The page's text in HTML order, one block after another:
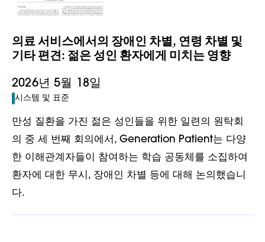
의료 서비스에서의 장애인 차별, 연령 차별 및
기타 편견: 젊은 성인 환자에게 미치는 영향
2026년 5월 18일
시스템 및 표준
만성 질환을 가진 젊은 성인들을 위한 일련의 원탁회
의 중 세 번째 회의에서, Generation Patient는 다양
한 이해관계자들이 참여하는 학습 공동체를 소집하여
환자에 대한 무시, 장애인 차별 등에 대해 논의했습니
다.